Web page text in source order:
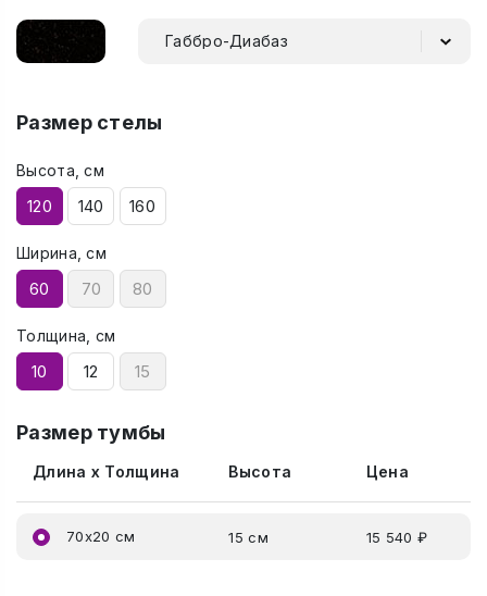
Габбро-Диабаз
Размер стелы
Высота, см
120 140 160
Ширина, см
60 70 80
Толщина, см
10 12 15
Размер тумбы
Длина x Толщина Высота Цена
70x20 см 15 см 15 540 ₽